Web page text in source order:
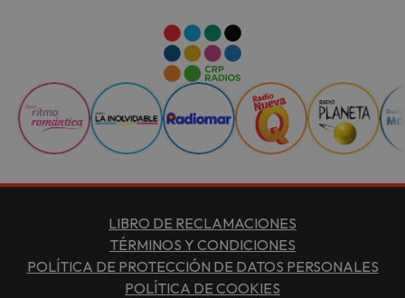
LIBRO DE RECLAMACIONES
TÉRMINOS Y CONDICIONES
POLÍTICA DE PROTECCIÓN DE DATOS PERSONALES
POLÍTICA DE COOKIES